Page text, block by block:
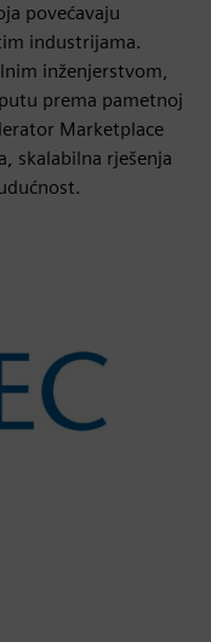
povećavaju
industrijama.
inženjerstvom,
prema pametnoj
Marketplace
skalabilna rješenja